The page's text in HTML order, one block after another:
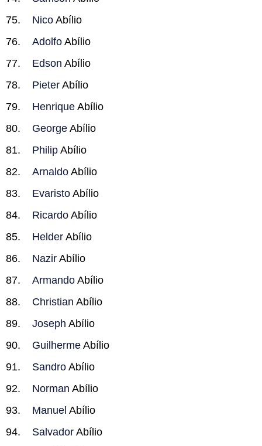
Nico Abílio
Adolfo Abílio
Edson Abílio
Pieter Abílio
Henrique Abílio
George Abílio
Philip Abílio
Arnaldo Abílio
Evaristo Abílio
Ricardo Abílio
Helder Abílio
Nazir Abílio
Armando Abílio
Christian Abílio
Joseph Abílio
Guilherme Abílio
Sandro Abílio
Norman Abílio
Manuel Abílio
Salvador Abílio